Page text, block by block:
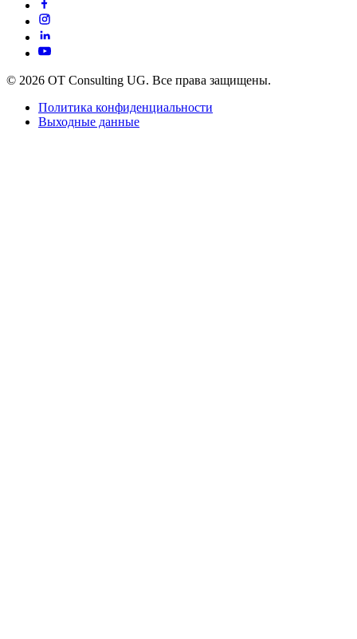
© 2026 OT Consulting UG. Все права защищены.
Политика конфиденциальности
Выходные данные